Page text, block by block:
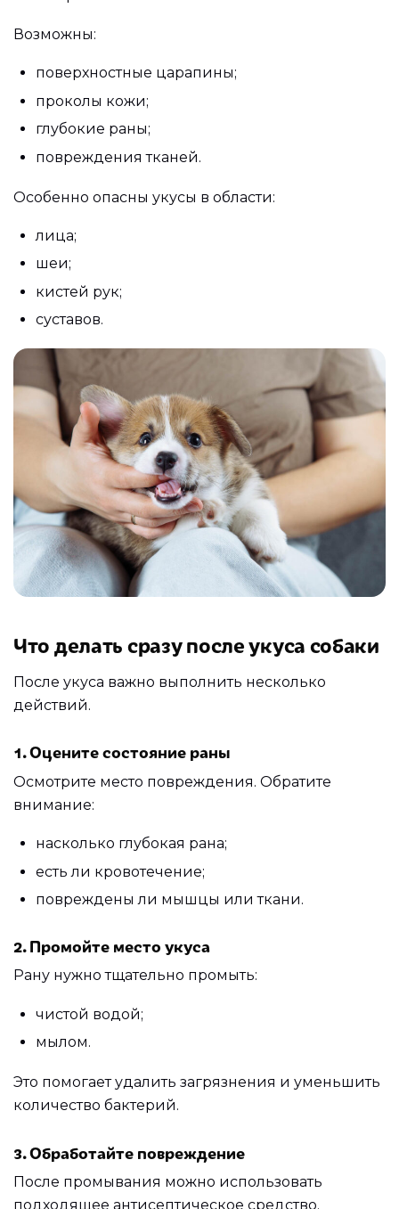
Возможны:
поверхностные царапины;
проколы кожи;
глубокие раны;
повреждения тканей.
Особенно опасны укусы в области:
лица;
шеи;
кистей рук;
суставов.
Что делать сразу после укуса собаки
После укуса важно выполнить несколько
действий.
1. Оцените состояние раны
Осмотрите место повреждения. Обратите
внимание:
насколько глубокая рана;
есть ли кровотечение;
повреждены ли мышцы или ткани.
2. Промойте место укуса
Рану нужно тщательно промыть:
чистой водой;
мылом.
Это помогает удалить загрязнения и уменьшить
количество бактерий.
3. Обработайте повреждение
После промывания можно использовать
подходящее антисептическое средство.